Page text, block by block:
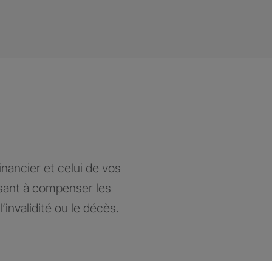
et celui de vos
à compenser les
ou le décès.